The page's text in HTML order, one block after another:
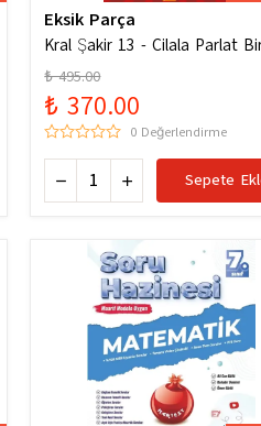
Eksik Parça
Kral Şakir 13 - Cilala Parlat
Dürüm Patlat!
₺ 495.00
₺ 370.00
0 Değerlendirme
Sepete